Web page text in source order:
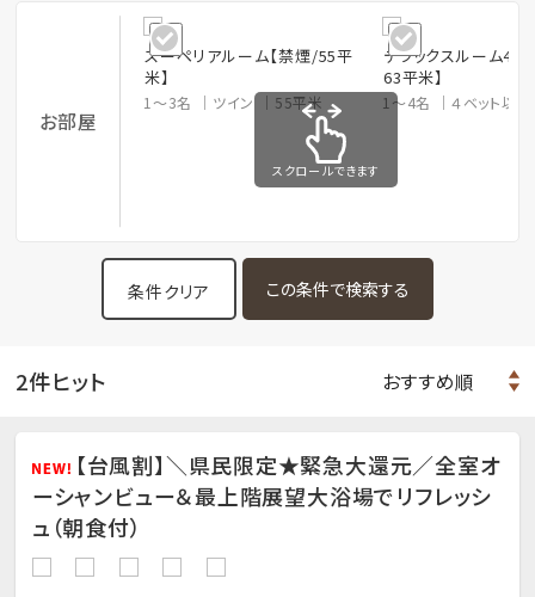
お部屋
スーペリアルーム【禁煙/55平
米】
1～3名 ツイン 55平米
デラックスルーム4ベ
63平米】
1～4名 ４ベット以
スクロールできます
条件クリア
2件ヒット
【台風割】＼県民限定★緊急大還元／全室オ
ーシャンビュー＆最上階展望大浴場でリフレッシ
ュ（朝食付）